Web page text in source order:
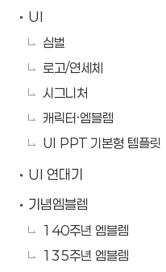
UI
심벌
로고/연세체
시그니처
캐릭터·엠블렘
UI PPT 기본형 템플릿
UI 연대기
기념엠블렘
140주년 엠블렘
135주년 엠블렘